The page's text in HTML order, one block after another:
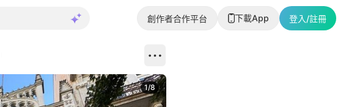
創作者合作平台 下載App 登入/註冊
1/8